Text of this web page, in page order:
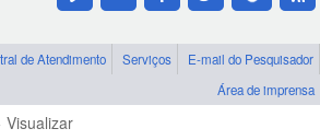
de Atendimento Serviços
E-mail do Pesquisador
Área de imprensa
Visualizar